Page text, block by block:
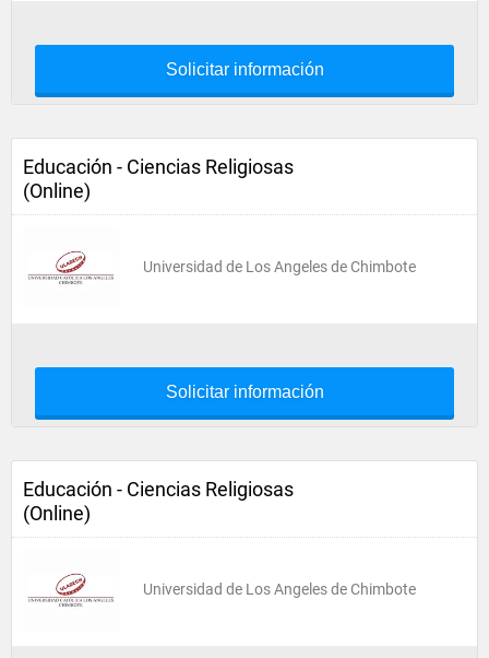
Solicitar información
Educación - Ciencias Religiosas
(Online)
Universidad de Los Angeles de Chimbote
Solicitar información
Educación - Ciencias Religiosas
(Online)
Universidad de Los Angeles de Chimbote